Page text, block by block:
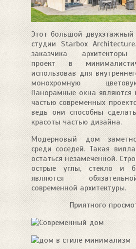
Этот большой
студии Starbox
заказчика архитекторы
проект в
использовав для
монохромную
Панорамные окна являются
частью современных
ведь они способны
красоты частью дизайна.
Модерновый дом
среди соседей. Такая
остаться незамеченной.
острые углы, стекло и
являются
современной архитектуры.
Приятного